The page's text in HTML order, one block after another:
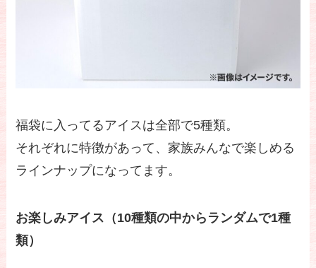
福袋に入ってるアイスは全部で5種類。
それぞれに特徴があって、家族みんなで楽しめる
ラインナップになってます。
お楽しみアイス（10種類の中からランダムで1種
類）